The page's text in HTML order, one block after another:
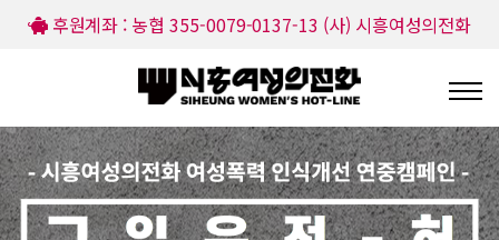
후원계좌 : 농협 355-0079-0137-13 (사) 시흥여성의전화